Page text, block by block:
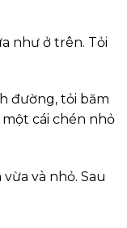
như ở trên. Tỏi
đường, tỏi băm
cái chén nhỏ
và nhỏ. Sau